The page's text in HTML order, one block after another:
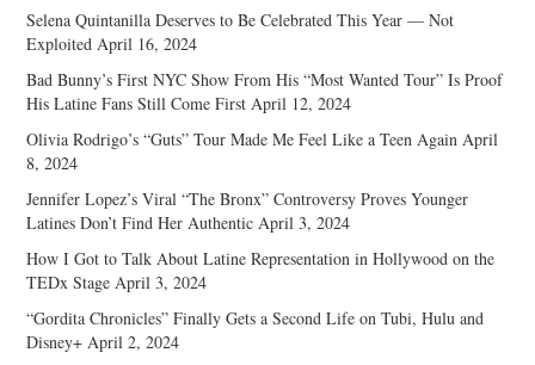
Selena Quintanilla Deserves to Be Celebrated This Year — Not
Exploited April 16, 2024
Bad Bunny’s First NYC Show From His “Most Wanted Tour” Is Proof
His Latine Fans Still Come First April 12, 2024
Olivia Rodrigo’s “Guts” Tour Made Me Feel Like a Teen Again April
8, 2024
Jennifer Lopez’s Viral “The Bronx” Controversy Proves Younger
Latines Don’t Find Her Authentic April 3, 2024
How I Got to Talk About Latine Representation in Hollywood on the
TEDx Stage April 3, 2024
“Gordita Chronicles” Finally Gets a Second Life on Tubi, Hulu and
Disney+ April 2, 2024